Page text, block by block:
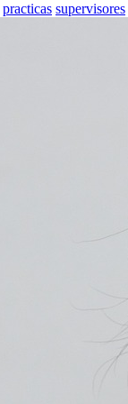
practicas supervisores